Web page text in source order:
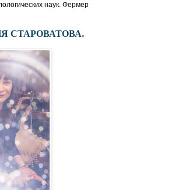
наук. Фермер
СТАРОВАТОВА.